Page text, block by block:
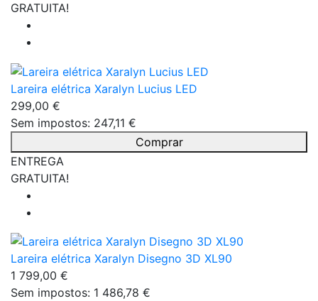
GRATUITA!
Lareira elétrica Xaralyn Lucius LED
299,00 €
Sem impostos: 247,11 €
Comprar
ENTREGA
GRATUITA!
Lareira elétrica Xaralyn Disegno 3D XL90
1 799,00 €
Sem impostos: 1 486,78 €